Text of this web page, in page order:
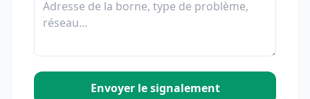
Envoyer le signalement